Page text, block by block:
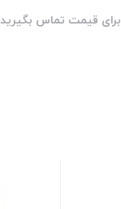
برای قیمت تماس بگیرید